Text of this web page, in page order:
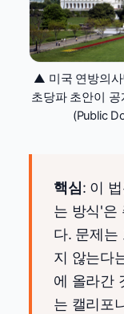
▲ 미국 연방의
초당파 초안이
(Public
핵심: 이
는 방식'은
다. 문제는
지 않는다
에 올라간
는 캘리포